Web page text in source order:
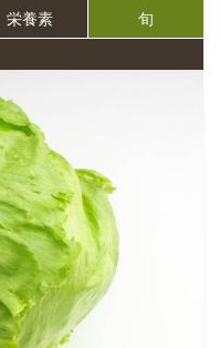
栄養素 旬